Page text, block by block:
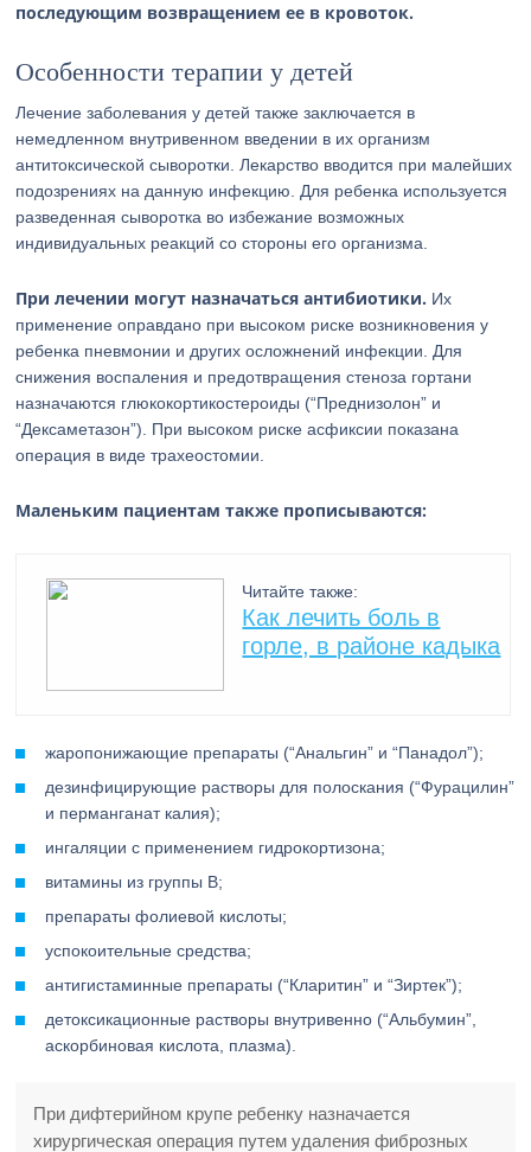
последующим возвращением ее в кровоток.
Особенности терапии у детей
Лечение заболевания у детей также заключается в
немедленном внутривенном введении в их организм
антитоксической сыворотки. Лекарство вводится при малейших
подозрениях на данную инфекцию. Для ребенка используется
разведенная сыворотка во избежание возможных
индивидуальных реакций со стороны его организма.
При лечении могут назначаться антибиотики. Их
применение оправдано при высоком риске возникновения у
ребенка пневмонии и других осложнений инфекции. Для
снижения воспаления и предотвращения стеноза гортани
назначаются глюкокортикостероиды (“Преднизолон” и
“Дексаметазон”). При высоком риске асфиксии показана
операция в виде трахеостомии.
Маленьким пациентам также прописываются:
Читайте также:
Как лечить боль в
горле, в районе кадыка
жаропонижающие препараты (“Анальгин” и “Панадол”);
дезинфицирующие растворы для полоскания (“Фурацилин”
и перманганат калия);
ингаляции с применением гидрокортизона;
витамины из группы B;
препараты фолиевой кислоты;
успокоительные средства;
антигистаминные препараты (“Кларитин” и “Зиртек”);
детоксикационные растворы внутривенно (“Альбумин”,
аскорбиновая кислота, плазма).
При дифтерийном крупе ребенку назначается
хирургическая операция путем удаления фиброзных